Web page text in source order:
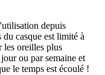
depuis
casque est limité à
les oreilles plus
ou par semaine et
le temps est écoulé !